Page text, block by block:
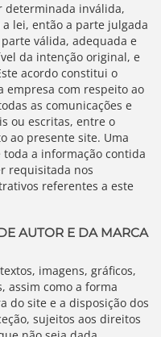
determinada inválida,
lei, então a parte julgada
válida, adequada e
da intenção original, e
acordo constitui o
com respeito ao
as comunicações e
ou escritas, entre o
ao presente site. Uma
a informação contida
requisitada nos
referentes a este
AUTOR E DA MARCA
imagens, gráficos,
assim como a forma
do site e a disposição dos
sujeitos aos direitos